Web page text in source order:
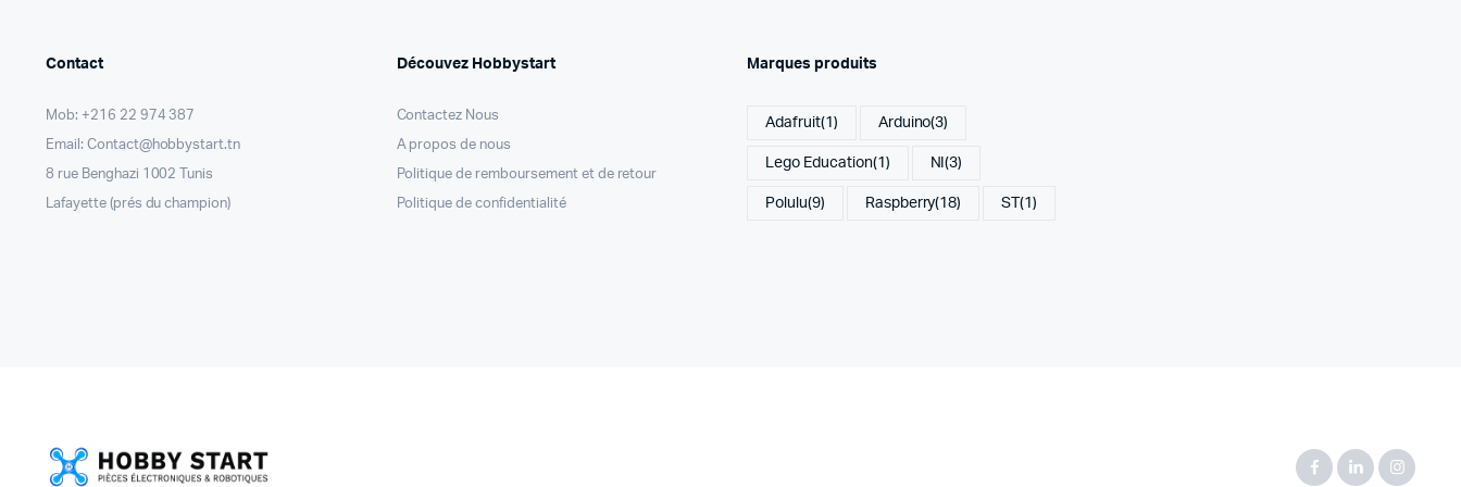
Contact
Mob: +216 22 974 387
Email: Contact@hobbystart.tn
8 rue Benghazi 1002 Tunis
Lafayette (prés du champion)
Découvez Hobbystart
Contactez Nous
A propos de nous
Politique de remboursement et de retour
Politique de confidentialité
Marques produits
Adafruit(1) Arduino(3)
Lego Education(1) NI(3)
Polulu(9) Raspberry(18) ST(1)